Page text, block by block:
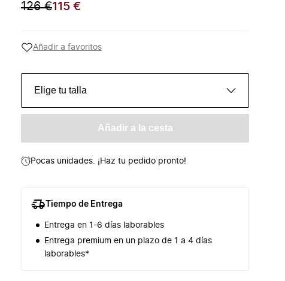
126 €115 €
Añadir a favoritos
Elige tu talla
Añadir a la cesta
Pocas unidades. ¡Haz tu pedido pronto!
Tiempo de Entrega
Entrega en 1-6 días laborables
Entrega premium en un plazo de 1 a 4 días
laborables*